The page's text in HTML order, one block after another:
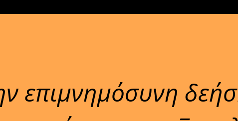
επιμνημόσυνη